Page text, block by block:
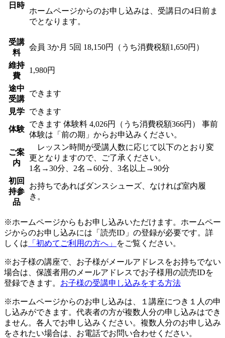
日時
ホームページからのお申し込みは、受講日の4日前ま
でとなります。
受講
料
会員 3か月 5回 18,150円（うち消費税額1,650円）
維持
費
1,980円
途中
受講
できます
見学 できます
体験
できます 体験料 4,026円（うち消費税額366円） 事前
体験は「前の期」からお申込みください。
ご案
内
レッスン時間が受講人数に応じて以下のとおり変
更となりますので、ご了承ください。
1名→30分、2名→60分、3名以上→90分
初回
持参
品
お持ちであればダンスシューズ、なければ室内履
き。
※ホームページからもお申し込みいただけます。ホームペー
ジからのお申し込みには「読売ID」の登録が必要です。詳
しくは 「初めてご利用の方へ」 をご覧ください。
※お子様の講座で、お子様がメールアドレスをお持ちでない
場合は、保護者用のメールアドレスでお子様用の読売IDを
登録できます。 お子様の受講申し込みをする方法
※ホームページからのお申し込みは、１講座につき１人の申
し込みができます。代表者の方が複数人分の申し込みはでき
ません。各人でお申し込みください。複数人分のお申し込み
をされたい場合は、お電話でお問い合わせください。